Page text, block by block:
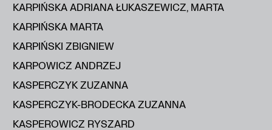
KARPIŃSKA ADRIANA ŁUKASZEWICZ, MARTA
KARPIŃSKA MARTA
KARPIŃSKI ZBIGNIEW
KARPOWICZ ANDRZEJ
KASPERCZYK ZUZANNA
KASPERCZYK-BRODECKA ZUZANNA
KASPEROWICZ RYSZARD